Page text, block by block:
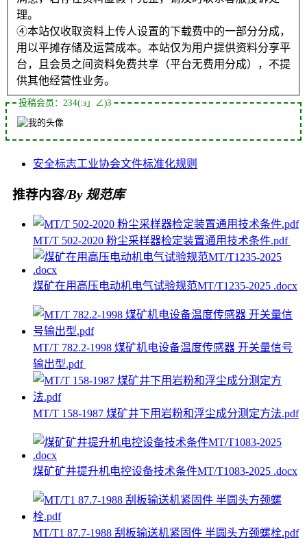
理。
④本站仅收取资料上传人设置的下载费中的一部分分成，
用以平摊存储及运营成本。本站仅为用户提供资料分享平
台，且会员之间资料免费共享（平台无费用分成），不提
供其他经营性业务。
投稿会员：234(:з」∠)3
安全标志工业协会文件标准化规则
推荐内容/By 规范库
MT/T 502-2020 粉尘采样器检定装置通用技术条件.pdf
煤矿在用高压电动机电气试验规范MT/T1235-2025 .docx
MT/T 782.2-1998 煤矿机电设备温度传感器 开关量信号
输出型.pdf
MT/T 158-1987 煤矿井下用岩粉和浮尘成分测定方法.pdf
煤矿矿井提升机电控设备技术条件MT/T1083-2025 .docx
MT/T1 87.7-1988 刮板输送机紧固件 半圆头方颈螺栓.pdf